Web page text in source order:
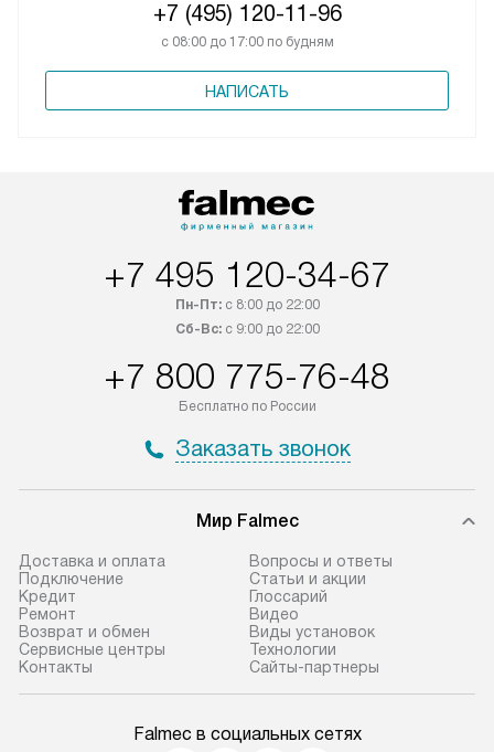
+7 (495) 120-11-96
с 08:00 до 17:00 по будням
НАПИСАТЬ
+7 495 120-34-67
Пн-Пт:с 8:00 до 22:00
Сб-Вс:с 9:00 до 22:00
+7 800 775-76-48
Бесплатно по России
Заказать звонок
Мир Falmec
Доставка и оплата
Подключение
Кредит
Ремонт
Возврат и обмен
Сервисные центры
Контакты
Вопросы и ответы
Статьи и акции
Глоссарий
Видео
Виды установок
Технологии
Сайты-партнеры
Falmec в социальных сетях